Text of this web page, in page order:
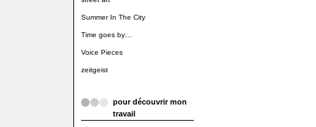
Summer In The City
Time goes by…
Voice Pieces
zeitgeist
pour découvrir mon
travail